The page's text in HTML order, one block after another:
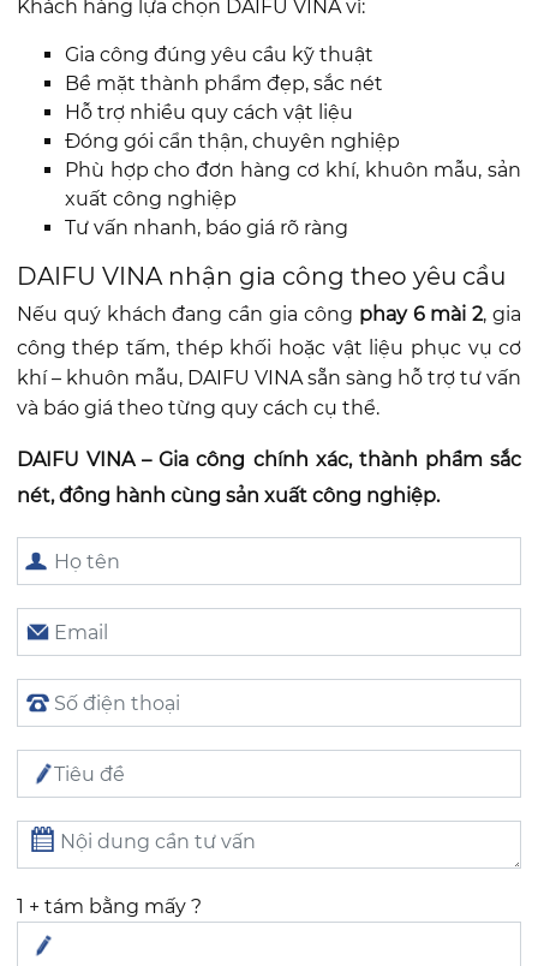
Khách hàng lựa chọn DAIFU VINA vì:
Gia công đúng yêu cầu kỹ thuật
Bề mặt thành phẩm đẹp, sắc nét
Hỗ trợ nhiều quy cách vật liệu
Đóng gói cẩn thận, chuyên nghiệp
Phù hợp cho đơn hàng cơ khí, khuôn mẫu, sản
xuất công nghiệp
Tư vấn nhanh, báo giá rõ ràng
DAIFU VINA nhận gia công theo yêu cầu
Nếu quý khách đang cần gia công phay 6 mài 2, gia
công thép tấm, thép khối hoặc vật liệu phục vụ cơ
khí – khuôn mẫu, DAIFU VINA sẵn sàng hỗ trợ tư vấn
và báo giá theo từng quy cách cụ thể.
DAIFU VINA – Gia công chính xác, thành phẩm sắc
nét, đồng hành cùng sản xuất công nghiệp.
1 + tám bằng mấy ?